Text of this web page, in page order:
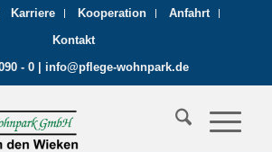
Karriere Kooperation
Anfahrt
Kontakt
- 0
info@pflege-wohnpark.de